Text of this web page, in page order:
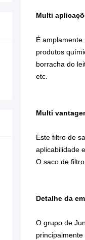
Multi
É
produtos
borracha do
etc.
Multi
Este filtro de
aplicabilidade
O saco de
Detalhe da
O grupo de